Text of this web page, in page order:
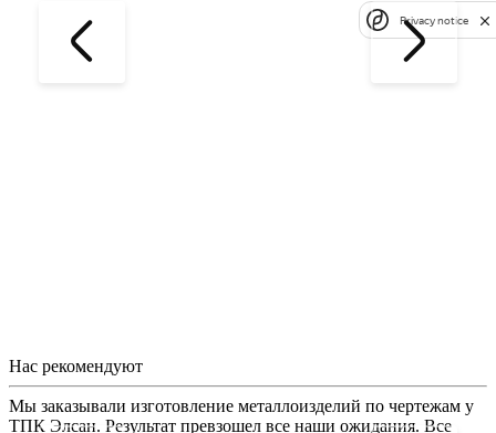
Нас рекомендуют
Мы заказывали изготовление металлоизделий по чертежам у
ТПК Элсан. Результат превзошел все наши ожидания. Все
Privacy notice